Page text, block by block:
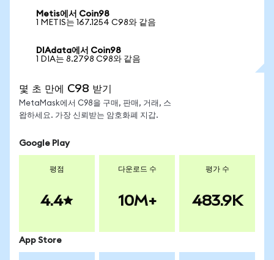
Metis에서 Coin98
1 METIS는 167.1254 C98와 같음
DIAdata에서 Coin98
1 DIA는 8.2798 C98와 같음
몇 초 만에 C98 받기
MetaMask에서 C98을 구매, 판매, 거래, 스
왑하세요. 가장 신뢰받는 암호화폐 지갑.
Google Play
평점
4.4
다운로드 수
10M+
평가 수
483.9K
App Store